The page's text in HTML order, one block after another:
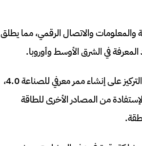
والاتصال الرقمي، مما يطلق
في الشرق الأوسط وأوروبا.
هناك تعاون قوي بين الهند وإسرائيل في قطاع المعرفة والابتكار، وسيتم التركيز على إنشاء ممر معرفي للصناعة 4.0،
من المصادر الأخرى للطاقة